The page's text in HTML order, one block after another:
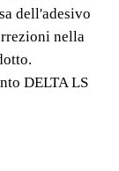
dell'adesivo
nella
DELTA LS